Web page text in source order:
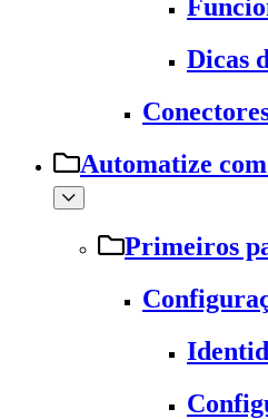
Dicas
Automatize
Primeiros